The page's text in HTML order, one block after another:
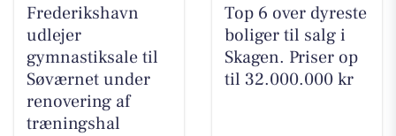
Frederikshavn
udlejer
gymnastiksale til
Søværnet under
renovering af
træningshal
Top 6 over dyreste
boliger til salg i
Skagen. Priser op
til 32.000.000 kr